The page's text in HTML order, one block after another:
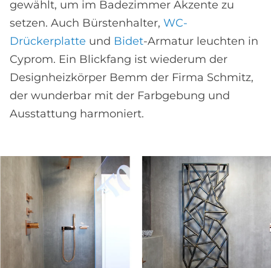
gewählt, um im Badezimmer Akzente zu
setzen. Auch Bürstenhalter, WC-
Drückerplatte und Bidet-Armatur leuchten in
Cyprom. Ein Blickfang ist wiederum der
Designheizkörper Bemm der Firma Schmitz,
der wunderbar mit der Farbgebung und
Ausstattung harmoniert.